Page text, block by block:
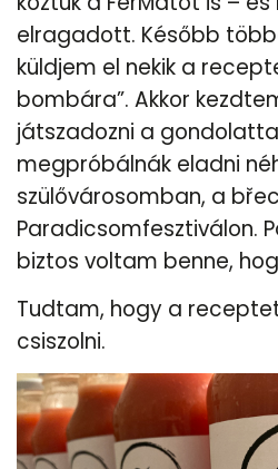
elragadott. Később
küldjem el nekik a
bombára”. Akkor
játszadozni a
megpróbálnák eladni
szülővárosomban, a
Paradicsomfesztiválon.
biztos voltam benne,
Tudtam, hogy a
csiszolni.